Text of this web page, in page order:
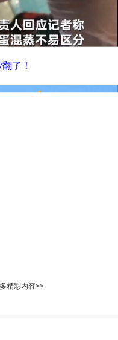
了！
精彩内容>>